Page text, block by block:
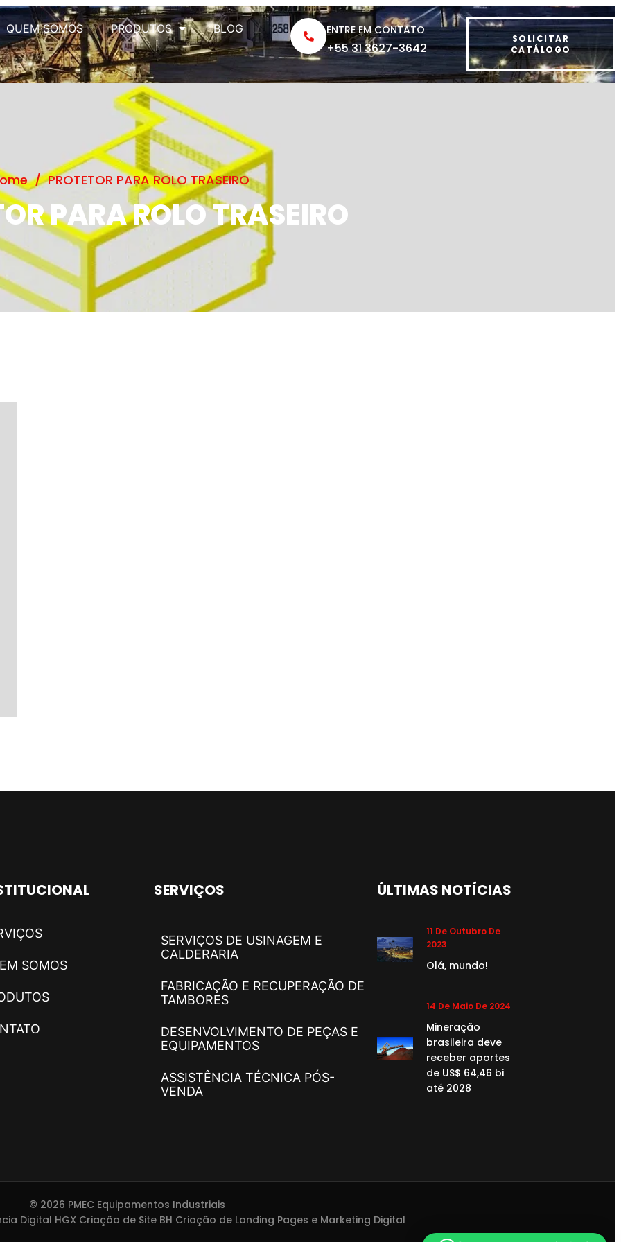
QUEM SOMOS PRODUTOS BLOG ENTRE EM CONTATO
+55 31 3627-3642
SOLICITAR
CATÁLOGO
/ PROTETOR PARA ROLO TRASEIRO
PARA ROLO TRASEIRO
SOMOS
SERVIÇOS
SERVIÇOS DE USINAGEM E
CALDERARIA
FABRICAÇÃO E RECUPERAÇÃO DE
TAMBORES
DESENVOLVIMENTO DE PEÇAS E
EQUIPAMENTOS
ASSISTÊNCIA TÉCNICA PÓS-
VENDA
ÚLTIMAS NOTÍCIAS
11 De Outubro De
2023
Olá, mundo!
14 De Maio De 2024
Mineração
brasileira deve
receber aportes
de US$ 64,46 bi
até 2028
© 2026 PMEC Equipamentos Industriais
Digital HGX Criação de Site BH Criação de Landing Pages e Marketing Digital